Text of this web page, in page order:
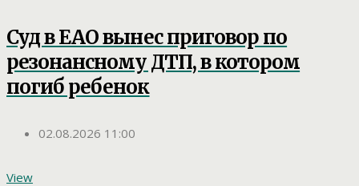
Суд в ЕАО вынес приговор по
резонансному ДТП, в котором
погиб ребенок
02.08.2026 11:00
View